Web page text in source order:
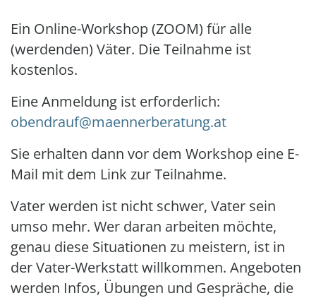
Ein Online-Workshop (ZOOM) für alle
(werdenden) Väter. Die Teilnahme ist
kostenlos.
Eine Anmeldung ist erforderlich:
obendrauf@maennerberatung.at
Sie erhalten dann vor dem Workshop eine E-
Mail mit dem Link zur Teilnahme.
Vater werden ist nicht schwer, Vater sein
umso mehr. Wer daran arbeiten möchte,
genau diese Situationen zu meistern, ist in
der Vater-Werkstatt willkommen. Angeboten
werden Infos, Übungen und Gespräche, die